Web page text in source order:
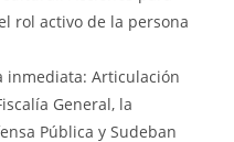
rol activo de la persona
inmediata: Articulación
General, la
Pública y Sudeban